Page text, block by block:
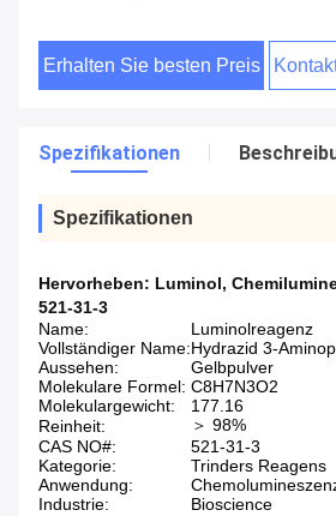
Erhalten Sie besten Preis
Spezifikationen
Spezifikationen
Hervorheben: Luminol,
521-31-3
Name:
Luminolreagenz
Vollständiger Name:Hydrazid 3-
Aussehen:
Gelbpulver
Molekulare Formel: C8H7N3O2
Molekulargewicht:
177.16
Reinheit:
＞ 98%
CAS NO#:
521-31-3
Kategorie:
Trinders Reagens
Anwendung:
Industrie:
Bioscience